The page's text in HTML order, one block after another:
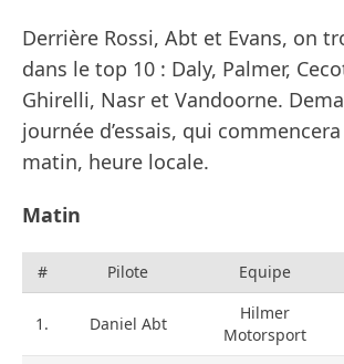
Derrière Rossi, Abt et Evans, on
dans le top 10 : Daly, Palmer,
Ghirelli, Nasr et Vandoorne.
journée d’essais, qui
matin, heure locale.
Matin
# Pilote Equipe
1. Daniel Abt
Hilmer
Motorsport